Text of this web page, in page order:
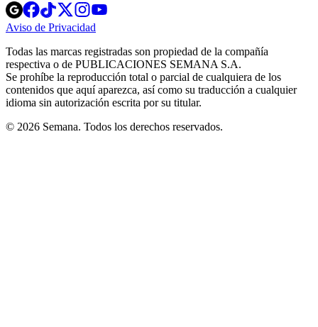
Opens
in
new
Opens
in
new
Opens
in
new
window
Opens
new
windowwindow
Aviso de Privacidad
new
window
Todas las marcas registradas son propiedad de la compañía
respectiva o de PUBLICACIONES SEMANA S.A.
Se prohíbe la reproducción total o parcial de cualquiera de los
contenidos que aquí aparezca, así como su traducción a cualquier
idioma sin autorización escrita por su titular.
© 2026 Semana. Todos los derechos reservados.